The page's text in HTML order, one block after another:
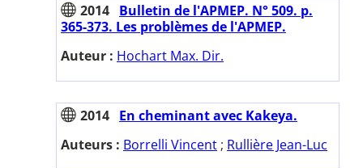
2014 Bulletin de l'APMEP. N° 509. p.
365-373. Les problèmes de l'APMEP.
Auteur : Hochart Max. Dir.
2014 En cheminant avec Kakeya.
Auteurs : Borrelli Vincent ; Rullière Jean-Luc